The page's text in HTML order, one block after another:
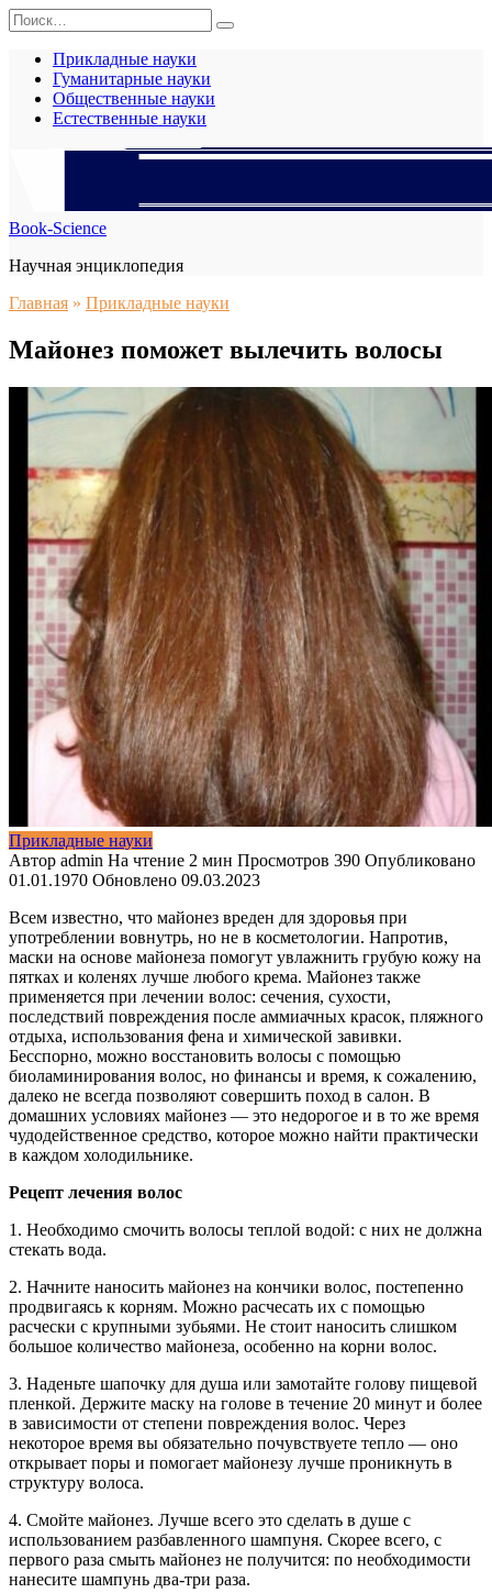
Перейти
к
содержанию
Search
for:
Прикладные науки
Гуманитарные науки
Общественные науки
Естественные науки
Book-Science
Научная энциклопедия
Главная » Прикладные науки
Майонез поможет вылечить волосы
Прикладные науки
Автор admin На чтение 2 мин Просмотров 390 Опубликовано
01.01.1970 Обновлено 09.03.2023
Всем известно, что майонез вреден для здоровья при
употреблении вовнутрь, но не в косметологии. Напротив,
маски на основе майонеза помогут увлажнить грубую кожу на
пятках и коленях лучше любого крема. Майонез также
применяется при лечении волос: сечения, сухости,
последствий повреждения после аммиачных красок, пляжного
отдыха, использования фена и химической завивки.
Бесспорно, можно восстановить волосы с помощью
биоламинирования волос, но финансы и время, к сожалению,
далеко не всегда позволяют совершить поход в салон. В
домашних условиях майонез — это недорогое и в то же время
чудодейственное средство, которое можно найти практически
в каждом холодильнике.
Рецепт лечения волос
1. Необходимо смочить волосы теплой водой: с них не должна
стекать вода.
2. Начните наносить майонез на кончики волос, постепенно
продвигаясь к корням. Можно расчесать их с помощью
расчески с крупными зубьями. Не стоит наносить слишком
большое количество майонеза, особенно на корни волос.
3. Наденьте шапочку для душа или замотайте голову пищевой
пленкой. Держите маску на голове в течение 20 минут и более
в зависимости от степени повреждения волос. Через
некоторое время вы обязательно почувствуете тепло — оно
открывает поры и помогает майонезу лучше проникнуть в
структуру волоса.
4. Смойте майонез. Лучше всего это сделать в душе с
использованием разбавленного шампуня. Скорее всего, с
первого раза смыть майонез не получится: по необходимости
нанесите шампунь два-три раза.